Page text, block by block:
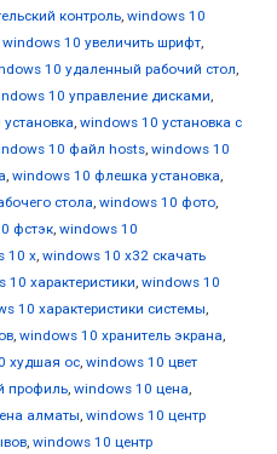
контроль, windows 10
windows 10 увеличить шрифт,
10 удаленный рабочий стол,
10 управление дисками,
, windows 10 установка с
10 файл hosts, windows 10
, windows 10 флешка установка,
стола, windows 10 фото,
фстэк, windows 10
10 х, windows 10 х32 скачать
10 характеристики, windows 10
10 характеристики системы,
, windows 10 хранитель экрана,
худшая ос, windows 10 цвет
профиль, windows 10 цена,
алматы, windows 10 центр
, windows 10 центр